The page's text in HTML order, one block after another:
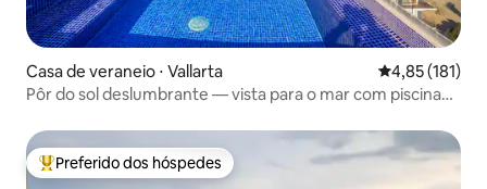
Casa de veraneio ⋅ Vallarta 4,85 de uma
4,85 (181)
Pôr do sol deslumbrante — vista para o mar com piscina
Entre os melhores preferidos dos hóspedes
Preferido dos hóspedes